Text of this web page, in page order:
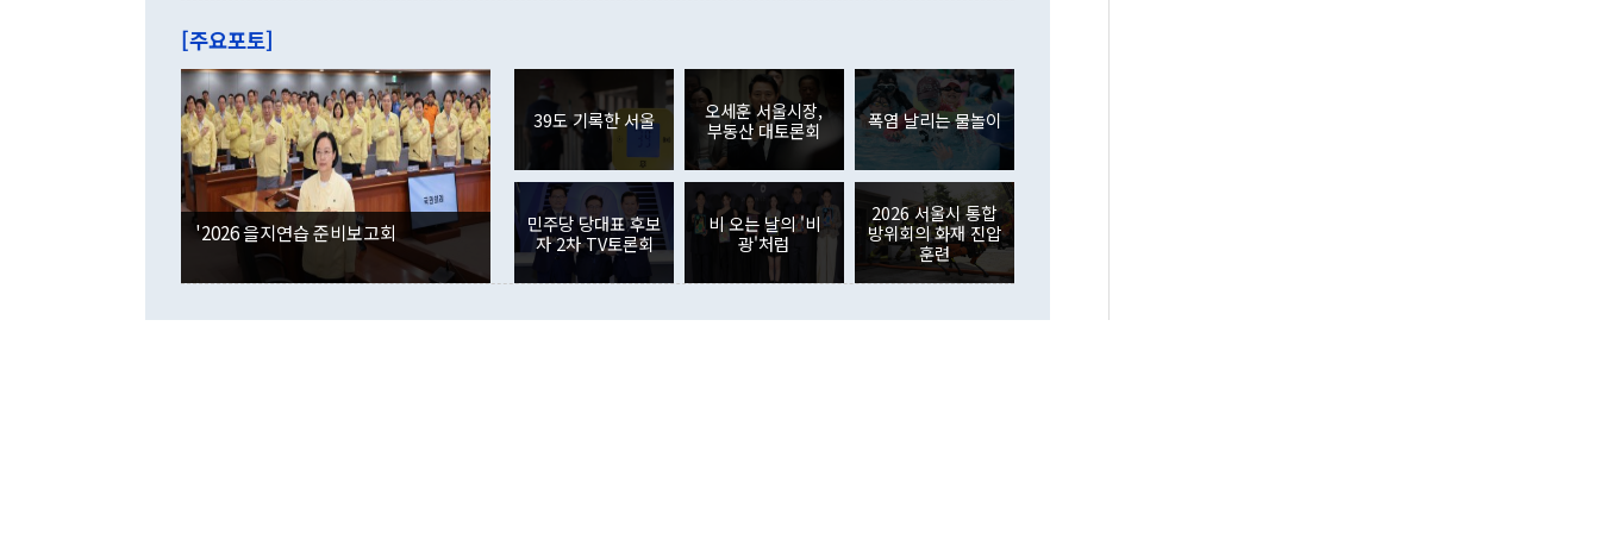
이 9월 러시아 블라디보스토크에서 열리는 '동방경제포럼(EEF)'을 언급하
며 "정부 차원에서 (참석을) 검토하고 있다"고 발언한 데 대해서도 조 장관
은 "그것은 외교부의 몫"이라며 "아직 거기까지 진도가 나가지 않았다"고
잘랐다. 정 장관이 이날 소개한 대북 구상과 설명은 정부 내 조율을 거치지
않았다는 점에서 문제가 있다. 특히 주적 표현 대체와 국호 사용, 9·19 군
사합의 복원, 4자회담 추진 등은 통일부 장관이 결정할 사안이 아니어서 월
권이라는 지적이 나오고 있다. 이 대통령은 정 장관의 업무보고를 듣고 난
뒤 "여기 업무보고에 발표했다고 승인난 건 아니다"라고 재차 확인했다. 정
부의 한 소식통은 "정 장관의 발언 내용은 대부분 국가안전보장회의(NSC)
를 거쳐 결정된 사안이 아닌 정 장관의 개인적 생각에 가깝다"며 "안보 관
련 부처 장관이 정부의 공식 정책이 아닌 사안을 추진하겠다고 업무보고를
하고 대통령의 면전에서 '국군통수권자가 나서야 한다'고 주장한 것은 심각
였던 올해 3월(369억9000만달러)을 넘어선 것이다. 직접투자에서는 내국
인의 해외투자가 80억1000만달러, 외국인의 국내투자가 46억3000만달러
각각 증가했다. 증권투자에서는 외국인의 국내 주식 매도세가 이어졌다. 외
국인의 국내 주식 투자는 차익실현 매도 등의 영향으로 316억1000만달러
감소하며 전월(-310억5000만달러)에 이어 역대 최대 순매도 기록을 다시
경신했다. 외국인의 국내 채권투자는 세계국채지수(WGBI) 자금 유입에도
분기 말 만기도래 영향으로 증가 폭이 줄어든 52억9000만달러를 기록했
다. 내국인의 해외 증권투자는 주식을 중심으로 35억6000만달러 증가했
다. eoyn2@newspim.com
[주요포토]
'2026 을지연습 준비보고회
39도 기록한 서울
오세훈 서울시장,
부동산 대토론회
폭염 날리는 물놀이
민주당 당대표 후보
자 2차 TV토론회
비 오는 날의 '비
광'처럼
2026 서울시 통합
방위회의 화재 진압
훈련